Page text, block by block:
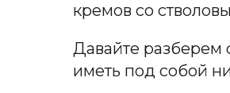
кремов со
Давайте разберем
иметь под собой